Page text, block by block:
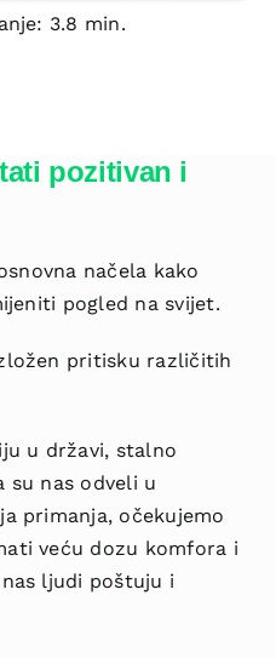
3.8 min.
pozitivan i
načela kako
pogled na svijet.
pritisku različitih
u državi, stalno
su nas odveli u
primanja, očekujemo
veću dozu komfora i
ljudi poštuju i